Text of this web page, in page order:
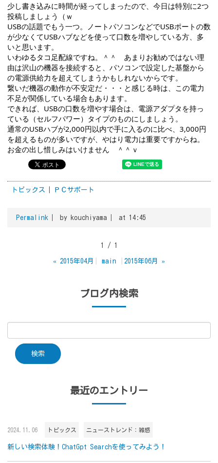
少し書き込みに時間が経ってしまったので、今日は特別に2つ
投稿しましょう（ｗ
USBの話題でもう一つ。ノートパソコンなどでUSBポートの数
が少なくてUSBハブなどを使って口数を増やしている方、多
いと思います。
いわゆるタコ足配線ですね。＾＾　あまりお勧めではない理
由は沢山の機器を接続すると、パソコンで設定した基盤から
の電源供給力を超えてしまうかもしれないからです。
繋いだ機器の動作が不安定だ・・・と感じる時は、この電力
不足が関係している場合もあります。
できれば、USBの口数を増やす場合は、電源アダプタを持っ
ている（セルフパワー）タイプのものにしましょう。
通常のUSBハブが2,000円以内で手に入るのに比べ、3,000円
を超えるものが多いですが、やはり電力は重要ですからね。
お金の出し惜しみはいけません　＾＾ｖ
トピックス ＰＣサポート
Permalink by kouchiyama at 14:45
1 / 1
« 2015年04月 main 2015年06月 »
ブログ内検索
最近のエントリー
2024.11.06 トピックス ニューストレンド：雑感
新しい検索体験！ChatGpt Searchを使ってみよう！